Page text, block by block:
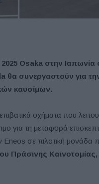
Osaka στην Ιαπωνία
θα συνεργαστούν για
καυσίμων.
οχήματα που
για τη μεταφορά
Eneos σε πιλοτική μονάδα
Πράσινης Καινοτομίας,